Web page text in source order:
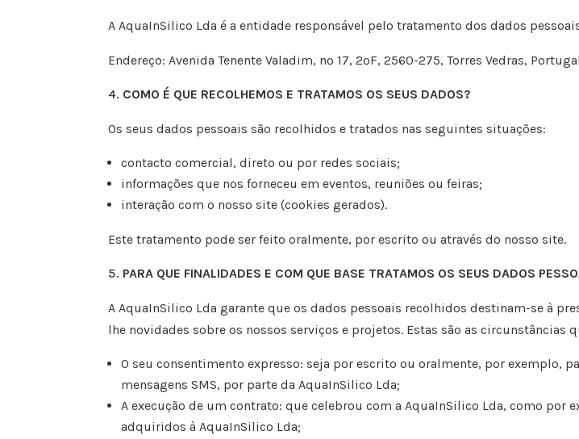
AAquaInSilico Ldaé a entidade responsável pelo tratamento dos dados
Endereço: Avenida Tenente Valadim, nº 17, 2ºF, 2560-275, Torres Vedras,
COMO É QUE RECOLHEMOS E TRATAMOS OS SEUS DADOS?
Os seus dados pessoais são recolhidos e tratados nas seguintes situações:
contacto comercial, direto ou por redes sociais;
informações que nos forneceu em eventos, reuniões ou feiras;
interação com o nosso site (cookies gerados).
Este tratamento pode ser feito oralmente, por escrito ou através do nosso site.
PARA QUE FINALIDADES E COM QUE BASE TRATAMOS OS SEUS DADOS
AAquaInSilico Ldagarante que os dados pessoais recolhidos destinam-se à
lhe novidades sobre os nossos serviços e projetos. Estas são as circunstâncias
O seu consentimento expresso: seja por escrito ou oralmente, por exemplo,
mensagens SMS, por parte daAquaInSilico Lda;
A execução de um contrato: que celebrou com aAquaInSilico Lda, como por
adquiridos àAquaInSilico Lda;